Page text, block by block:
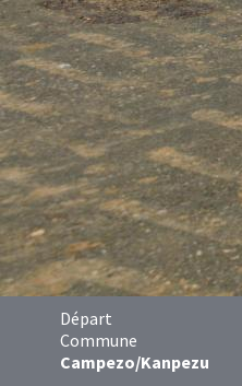
Départ
Commune
Campezo/Kanpezu